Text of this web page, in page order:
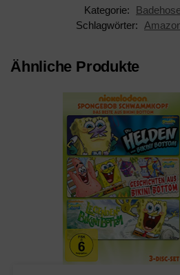
Kategorie:
Schlagwörter:
Ähnliche Produkte